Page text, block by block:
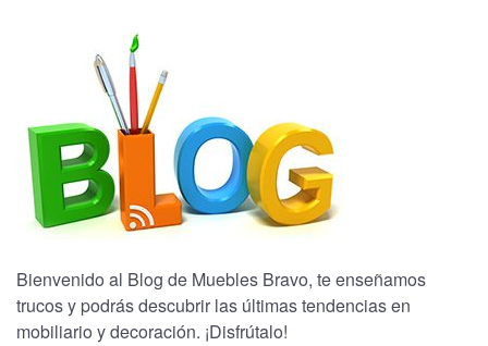
Bienvenido al Blog de Muebles Bravo, te enseñamos
trucos y podrás descubrir las últimas tendencias en
mobiliario y decoración. ¡Disfrútalo!